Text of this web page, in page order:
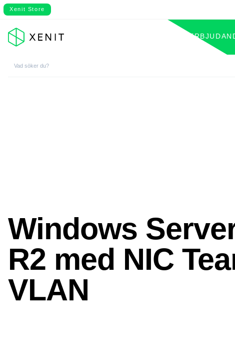
Xenit Store
VÅRT